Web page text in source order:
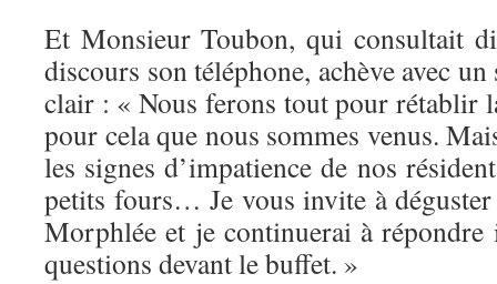
Et Monsieur Toubon, qui consultait
discours son téléphone, achève avec
clair : « Nous ferons tout pour rétablir
pour cela que nous sommes venus.
les signes d’impatience de nos
petits fours… Je vous invite à
Morphlée et je continuerai à
questions devant le buffet. »